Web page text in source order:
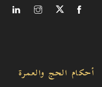
أحكام الحج والعمرة